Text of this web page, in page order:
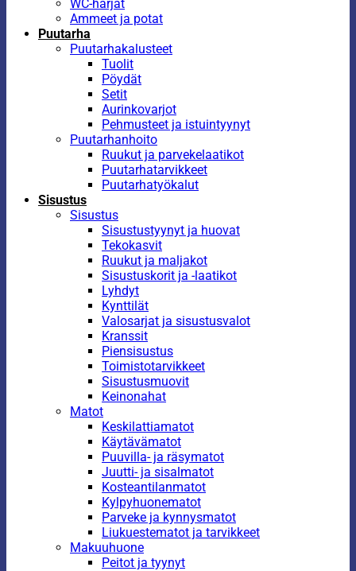
WC-harjat
Ammeet ja potat
Puutarha
Puutarhakalusteet
Tuolit
Pöydät
Setit
Aurinkovarjot
Pehmusteet ja istuintyynyt
Puutarhanhoito
Ruukut ja parvekelaatikot
Puutarhatarvikkeet
Puutarhatyökalut
Sisustus
Sisustus
Sisustustyynyt ja huovat
Tekokasvit
Ruukut ja maljakot
Sisustuskorit ja -laatikot
Lyhdyt
Kynttilät
Valosarjat ja sisustusvalot
Kranssit
Piensisustus
Toimistotarvikkeet
Sisustusmuovit
Keinonahat
Matot
Keskilattiamatot
Käytävämatot
Puuvilla- ja räsymatot
Juutti- ja sisalmatot
Kosteantilanmatot
Kylpyhuonematot
Parveke ja kynnysmatot
Liukuestematot ja tarvikkeet
Makuuhuone
Peitot ja tyynyt